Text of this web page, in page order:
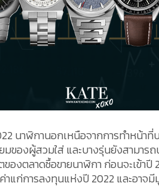
นาฬิกานอกเหนือจากการทำหน้า
องผู้สวมใส่ และบางรุ่นยังสามารถ
องตลาดซื้อขายนาฬิกา ก่อนจะเข้าปี
แก่การลงทุนแห่งปี 2022 และอาจมี